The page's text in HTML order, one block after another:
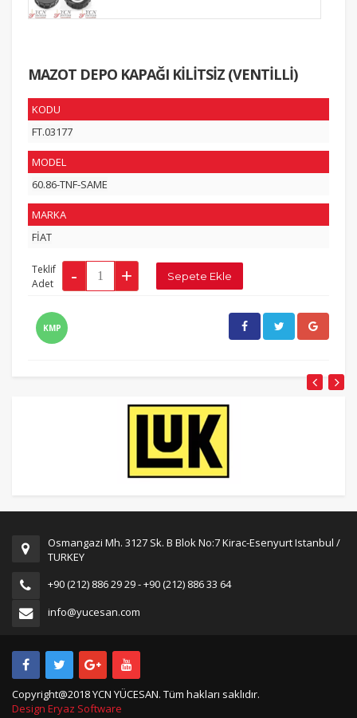
MAZOT DEPO KAPAĞI KİLİTSİZ (VENTİLLİ)
KODU
FT.03177
MODEL
60.86-TNF-SAME
MARKA
FİAT
Teklif
Adet
KMP
Osmangazi Mh. 3127 Sk. B Blok No:7 Kirac-Esenyurt Istanbul /
TURKEY
+90 (212) 886 29 29 - +90 (212) 886 33 64
info@yucesan.com
Copyright@2018 YCN YÜCESAN. Tüm hakları saklıdır.
Design Eryaz Software